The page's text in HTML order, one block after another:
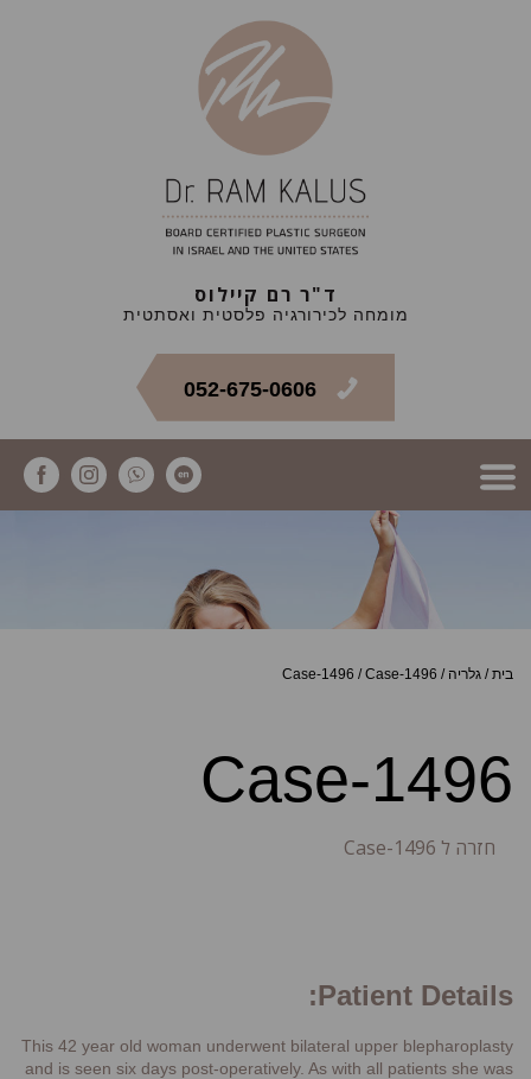
ד"ר רם קיילוס
מומחה לכירורגיה פלסטית ואסתטית
052-675-0606
בית/ גלריה /
Case-1496 /Case-1496
Case-1496
חזרה ל Case-1496
Patient Details:
This 42 year old woman underwent bilateral upper blepharoplasty
and is seen six days post-operatively. As with all patients she was